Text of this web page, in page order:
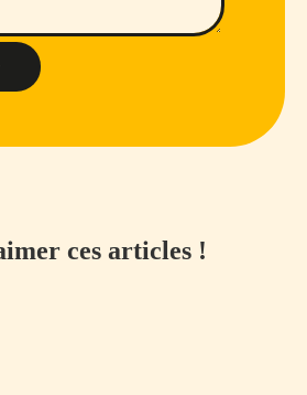
ces articles !